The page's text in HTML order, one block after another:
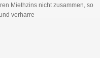
Miethzins nicht zusammen, so
verharre